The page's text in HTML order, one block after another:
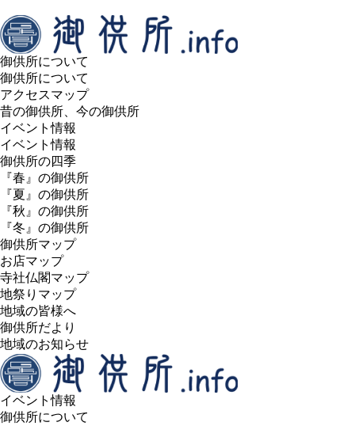
御供所について
御供所について
アクセスマップ
昔の御供所、今の御供所
イベント情報
イベント情報
御供所の四季
『春』の御供所
『夏』の御供所
『秋』の御供所
『冬』の御供所
御供所マップ
お店マップ
寺社仏閣マップ
地祭りマップ
地域の皆様へ
御供所だより
地域のお知らせ
イベント情報
御供所について